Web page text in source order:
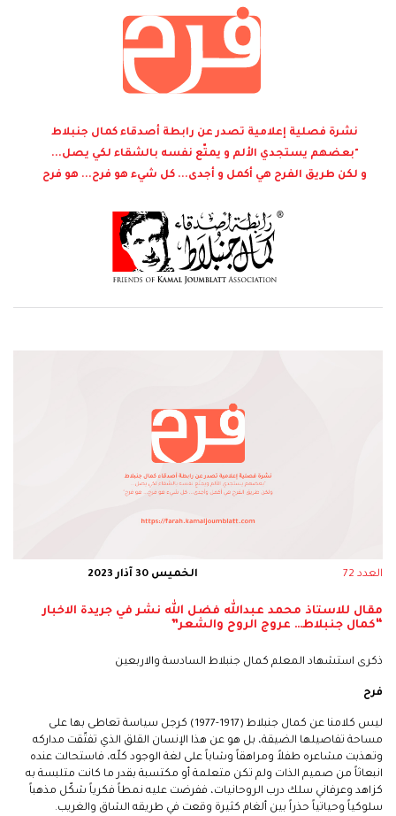
نشرة فصلية إعلامية تصدر عن رابطة أصدقاء كمال جنبلاط
"بعضهم يستجدي الألم و يمتّع نفسه بالشقاء لكي يصل...
و لكن طريق الفرح هي أكمل و أجدى... كل شيء هو فرح... هو فرح
العدد 72 الخميس 30 آذار 2023
مقال للاستاذ محمد عبدالله فضل الله نشر في جريدة الاخبار
“كمال جنبلاط… عروج الروح والشعر”
ذكرى استشهاد المعلم كمال جنبلاط السادسة والاربعين
فرح
ليس كلامنا عن كمال جنبلاط (1917-1977) كرجل سياسة تعاطى بها على
مساحة تفاصيلها الضيقة، بل هو عن هذا الإنسان القلق الذي تفتّقت مداركه
وتهذبت مشاعره طفلاً ومراهقاً وشاباً على لغة الوجود كلّه، فاستحالت عنده
انبعاثاً من صميم الذات ولم تكن متعلمة أو مكتسبة بقدر ما كانت متلبسة به
كزاهد وعرفاني سلك درب الروحانيات، ففرضت عليه نمطاً فكرياً شكّل مذهباً
سلوكياً وحياتياً حذراً بين ألغام كثيرة وقعت في طريقه الشاق والغريب.